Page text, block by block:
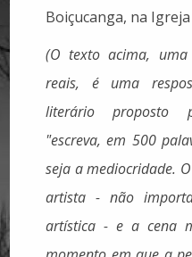
Boiçucanga, na
(O texto acima, uma
reais, é uma
literário proposto
"escreva, em 500
seja a mediocridade.
artista - não
artística - e a cena